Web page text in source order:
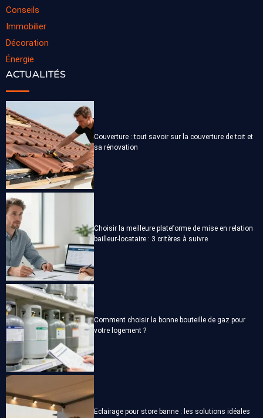
Conseils
Immobilier
Décoration
Énergie
ACTUALITÉS
Couverture : tout savoir sur la couverture de toit et
sa rénovation
Choisir la meilleure plateforme de mise en relation
bailleur-locataire : 3 critères à suivre
Comment choisir la bonne bouteille de gaz pour
votre logement ?
Eclairage pour store banne : les solutions idéales